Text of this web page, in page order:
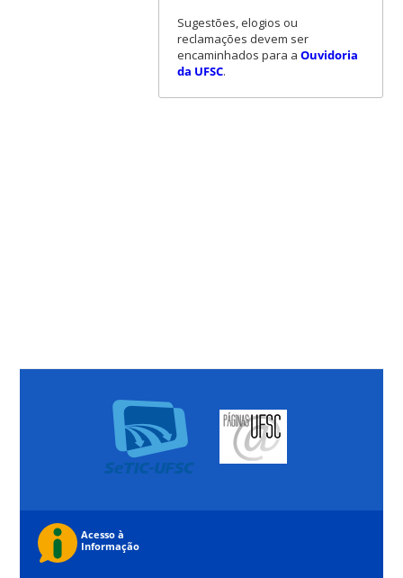
Sugestões, elogios ou
reclamações devem ser
encaminhados para a Ouvidoria
da UFSC.